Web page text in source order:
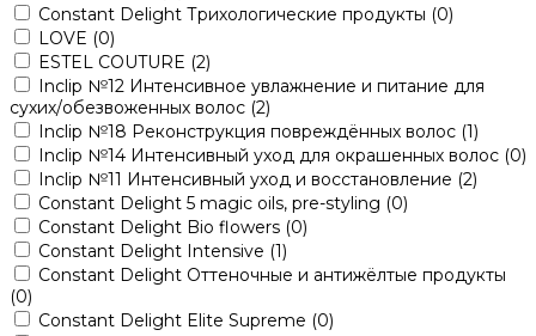
Constant Delight Трихологические продукты (0)
LOVE (0)
ESTEL COUTURE (2)
Inclip №12 Интенсивное увлажнение и питание для
сухих/обезвоженных волос (2)
Inclip №18 Реконструкция повреждённых волос (1)
Inclip №14 Интенсивный уход для окрашенных волос (0)
Inclip №11 Интенсивный уход и восстановление (2)
Constant Delight 5 magic oils, pre-styling (0)
Constant Delight Bio flowers (0)
Constant Delight Intensive (1)
Constant Delight Оттеночные и антижёлтые продукты
(0)
Constant Delight Elite Supreme (0)